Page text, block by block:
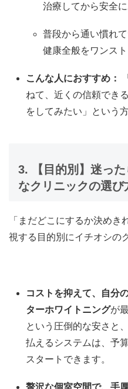
治療してから安全
普段から通い慣れ
健康全般をワンス
こんな人におすすめ：
ねて、近くの信頼でき
をしてみたい」という方
3. 【目的別】迷っ
なクリニックの選び
「まだどこにするか決め
視する目的別にイチオシの
コストを抑えて、自分
ターホワイトニングが
という圧倒的な安さと
払えるシステムは、予
スタートできます。
贅沢な個室空間で、手